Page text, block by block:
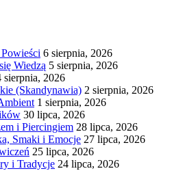
6 sierpnia, 2026
Wiedzą 5 sierpnia, 2026
sierpnia, 2026
(Skandynawia) 2 sierpnia, 2026
1 sierpnia, 2026
30 lipca, 2026
i Piercingiem 28 lipca, 2026
Smaki i Emocje 27 lipca, 2026
25 lipca, 2026
i Tradycje 24 lipca, 2026